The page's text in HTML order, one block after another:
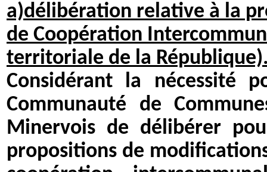
a)délibération relative à la
de Coopération
territoriale de la
Considérant la nécessité
Communauté de
Minervois de délibérer
propositions de